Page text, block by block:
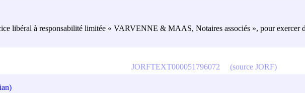
libéral à responsabilité limitée « VARVENNE & MAAS, Notaires associés », pour exercer
JORFTEXT000051796072 (source JORF)